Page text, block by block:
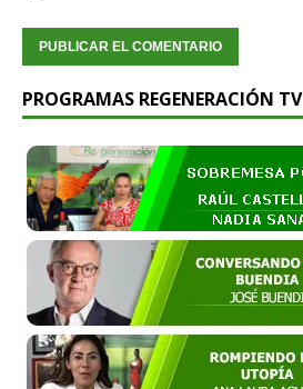
PROGRAMAS REGENERACIÓN TV